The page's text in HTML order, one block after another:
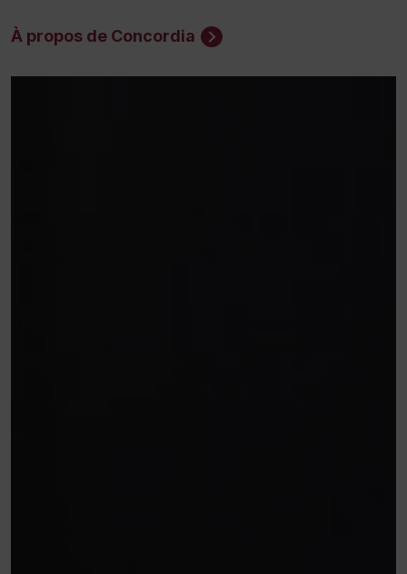
À propos de Concordia